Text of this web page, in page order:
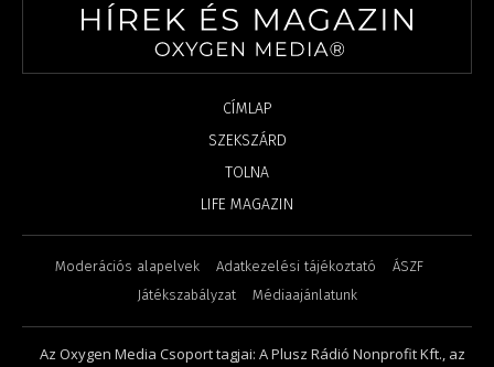
CÍMLAP
SZEKSZÁRD
TOLNA
LIFE MAGAZIN
Moderációs alapelvek Adatkezelési tájékoztató
ÁSZF
Játékszabályzat
Médiaajánlatunk
Az Oxygen Media Csoport tagjai: A Plusz Rádió Nonprofit Kft., az